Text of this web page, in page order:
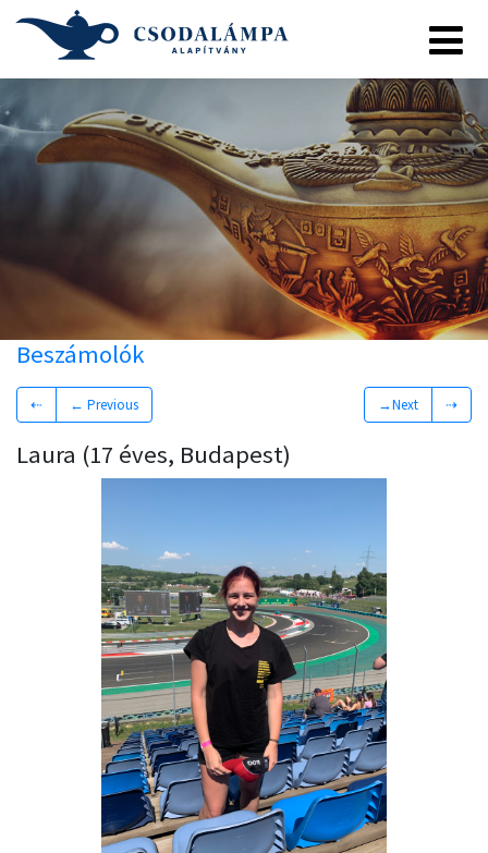
Beszámolók
⇠ ← Previous →Next ⇢
Laura (17 éves, Budapest)